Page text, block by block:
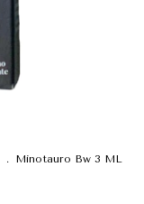
. Minotauro Bw 3 ML